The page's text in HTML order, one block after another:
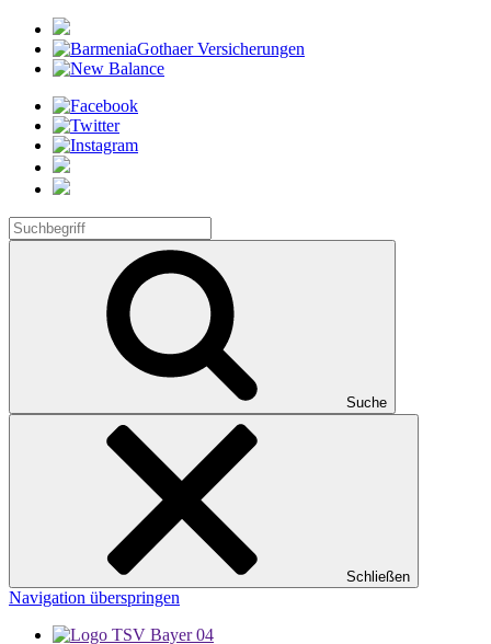
Suche
Schließen
Navigation überspringen